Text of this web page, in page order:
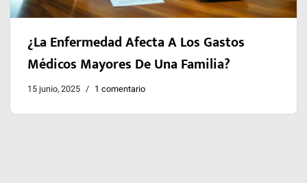
¿La Enfermedad Afecta A Los Gastos
Médicos Mayores De Una Familia?
15 junio, 2025 1 comentario